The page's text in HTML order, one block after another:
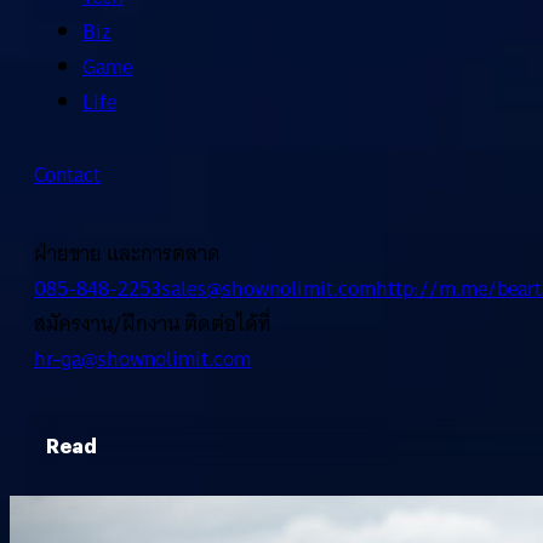
Biz
Game
Life
Contact
ฝ่ายขาย และการตลาด
085-848-2253sales@shownolimit.comhttp://m.me/
สมัครงาน/ฝึกงาน ติดต่อได้ที่
hr-ga@shownolimit.com
Read